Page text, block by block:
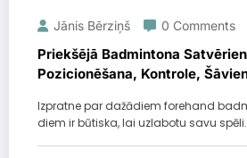
Jānis Bērziņš 0 Comments
Priekšējā Badmintona
Pozicionēšana, Kontrole,
Izpratne par dažādiem forehand
diem ir būtiska, lai uzlabotu savu